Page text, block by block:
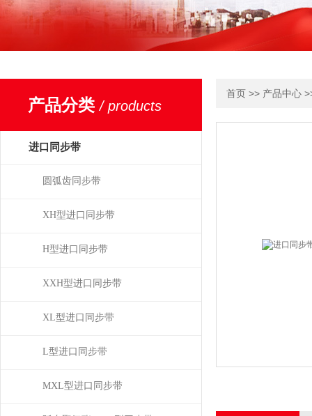
产品分类/ products
进口同步带
圆弧齿同步带
XH型进口同步带
H型进口同步带
XXH型进口同步带
XL型进口同步带
L型进口同步带
MXL型进口同步带
首页 >> 产品中心